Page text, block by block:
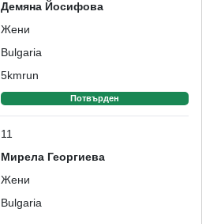
Демяна Йосифова
Жени
Bulgaria
5kmrun
Потвърден
11
Мирела Георгиева
Жени
Bulgaria